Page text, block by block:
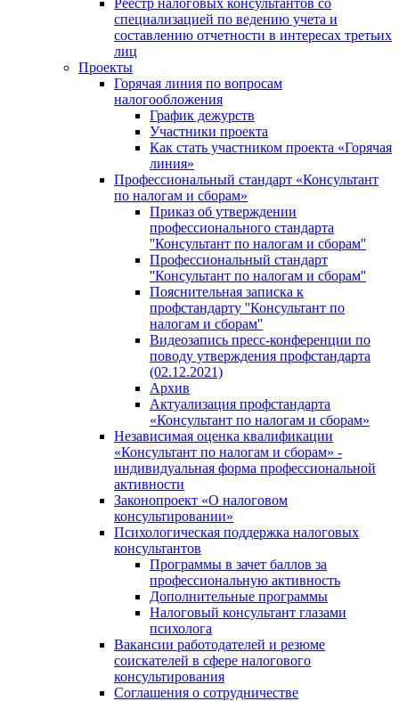
Реестр налоговых консультантов со
специализацией по ведению учета и
составлению отчетности в интересах третьих
лиц
Проекты
Горячая линия по вопросам
налогообложения
График дежурств
Участники проекта
Как стать участником проекта «Горячая
линия»
Профессиональный стандарт «Консультант
по налогам и сборам»
Приказ об утверждении
профессионального стандарта
''Консультант по налогам и сборам''
Профессиональный стандарт
''Консультант по налогам и сборам''
Пояснительная записка к
профстандарту ''Консультант по
налогам и сборам''
Видеозапись пресс-конференции по
поводу утверждения профстандарта
(02.12.2021)
Архив
Актуализация профстандарта
«Консультант по налогам и сборам»
Независимая оценка квалификации
«Консультант по налогам и сборам» -
индивидуальная форма профессиональной
активности
Законопроект «О налоговом
консультировании»
Психологическая поддержка налоговых
консультантов
Программы в зачет баллов за
профессиональную активность
Дополнительные программы
Налоговый консультант глазами
психолога
Вакансии работодателей и резюме
соискателей в сфере налогового
консультирования
Соглашения о сотрудничестве